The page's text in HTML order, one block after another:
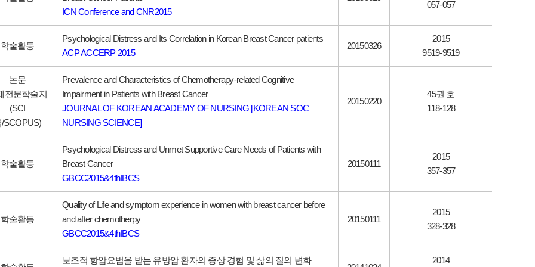
ICN Conference and CNR2015
057-057
학술활동
Psychological Distress and Its Correlation in Korean Breast Cancer patients
ACP ACCERP 2015
20150326
2015
9519-9519
논문
전문학술지
(SCI
SCOPUS)
Prevalence and Characteristics of Chemotherapy-related Cognitive
Impairment in Patients with Breast Cancer
JOURNAL OF KOREAN ACADEMY OF NURSING [KOREAN SOC
NURSING SCIENCE]
20150220
45권 호
118-128
학술활동
Psychological Distress and Unmet Supportive Care Needs of Patients with
Breast Cancer
GBCC2015&4thIBCS
20150111
2015
357-357
학술활동
Quality of Life and symptom experience in women with breast cancer before
and after chemotherpy
GBCC2015&4thIBCS
20150111
2015
328-328
보조적 항암요법을 받는 유방암 환자의 증상 경험 및 삶의 질의 변화 2014